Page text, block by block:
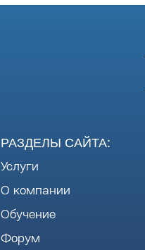
РАЗДЕЛЫ САЙТА:
Услуги
О компании
Обучение
Форум